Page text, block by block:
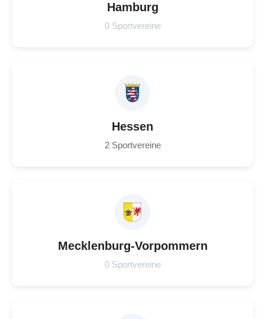
Hamburg
0 Sportvereine
Hessen
2 Sportvereine
Mecklenburg-Vorpommern
0 Sportvereine